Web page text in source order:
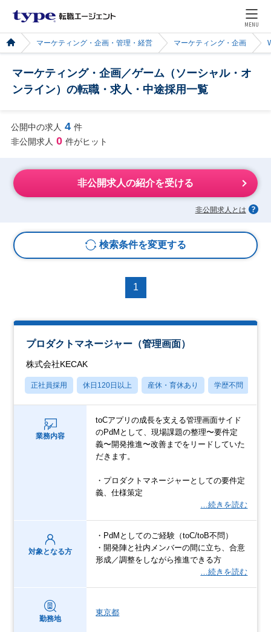
MENU
マーケティング・企画・管理・経営 マーケティング・企画
マーケティング・企画／ゲーム（ソーシャル・オ
ンライン）の転職・求人・中途採用一覧
公開中の求人 4 件
非公開求人 0 件がヒット
非公開求人の紹介を受ける
非公開求人とは
検索条件を変更する
1
プロダクトマネージャー（管理画面）
株式会社KECAK
正社員採用 休日120日以上 産休・育休あり 学歴不問
業務内容
toCアプリの成長を支える管理画面サイド
のPdMとして、現場課題の整理〜要件定
義〜開発推進〜改善までをリードしていた
だきます。
・プロダクトマネージャーとしての要件定
義、仕様策定
…続きを読む
対象となる方
・PdMとしてのご経験（toC/toB不問）
・開発陣と社内メンバーの間に立ち、合意
形成／調整をしながら推進できる方
…続きを読む
勤務地
東京都